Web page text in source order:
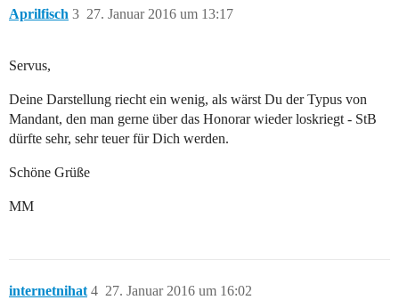
Aprilfisch 27. Januar 2016 um 13:17
3
Servus,
Deine Darstellung riecht ein wenig, als wärst Du der Typus von
Mandant, den man gerne über das Honorar wieder loskriegt - StB
dürfte sehr, sehr teuer für Dich werden.
Schöne Grüße
MM
internetnihat 27. Januar 2016 um 16:02
4